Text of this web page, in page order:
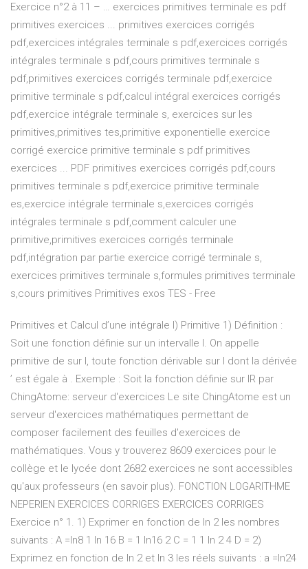
Exercice n°2 à 11 – … exercices primitives terminale es pdf
primitives exercices ... primitives exercices corrigés
pdf,exercices intégrales terminale s pdf,exercices corrigés
intégrales terminale s pdf,cours primitives terminale s
pdf,primitives exercices corrigés terminale pdf,exercice
primitive terminale s pdf,calcul intégral exercices corrigés
pdf,exercice intégrale terminale s, exercices sur les
primitives,primitives tes,primitive exponentielle exercice
corrigé exercice primitive terminale s pdf primitives
exercices ... PDF primitives exercices corrigés pdf,cours
primitives terminale s pdf,exercice primitive terminale
es,exercice intégrale terminale s,exercices corrigés
intégrales terminale s pdf,comment calculer une
primitive,primitives exercices corrigés terminale
pdf,intégration par partie exercice corrigé terminale s,
exercices primitives terminale s,formules primitives terminale
s,cours primitives Primitives exos TES - Free
Primitives et Calcul d’une intégrale I) Primitive 1) Définition :
Soit une fonction définie sur un intervalle I. On appelle
primitive de sur I, toute fonction dérivable sur I dont la dérivée
’ est égale à . Exemple : Soit la fonction définie sur IR par
ChingAtome: serveur d'exercices Le site ChingAtome est un
serveur d'exercices mathématiques permettant de
composer facilement des feuilles d'exercices de
mathématiques. Vous y trouverez 8609 exercices pour le
collège et le lycée dont 2682 exercices ne sont accessibles
qu'aux professeurs (en savoir plus). FONCTION LOGARITHME
NEPERIEN EXERCICES CORRIGES EXERCICES CORRIGES
Exercice n° 1. 1) Exprimer en fonction de ln 2 les nombres
suivants : A =ln8 1 ln 16 B = 1 ln16 2 C = 1 1 ln 2 4 D = 2)
Exprimez en fonction de ln 2 et ln 3 les réels suivants : a =ln24